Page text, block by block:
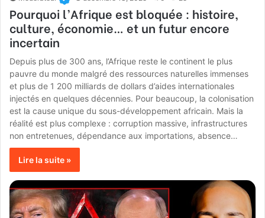
Pourquoi l’Afrique est bloquée : histoire,
culture, économie… et un futur encore
incertain
Depuis plus de 300 ans, l’Afrique reste le continent le plus
pauvre du monde malgré des ressources naturelles immenses
et plus de 1 200 milliards de dollars d’aides internationales
injectés en quelques décennies. Pour beaucoup, la colonisation
est la cause unique du sous-développement africain. Mais la
réalité est plus complexe : corruption massive, infrastructures
non entretenues, dépendance aux importations, absence…
Lire la suite »